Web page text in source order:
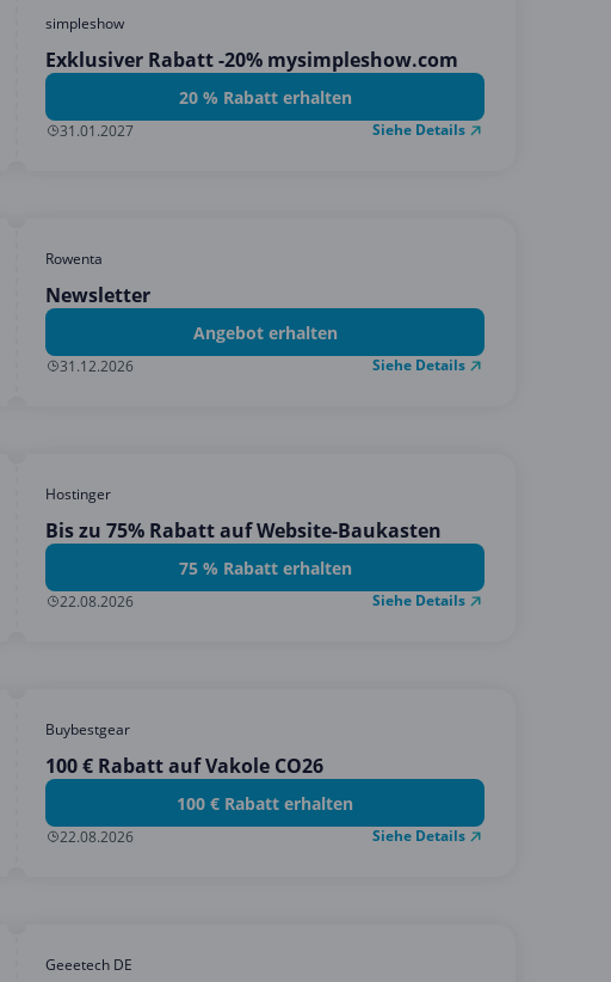
simpleshow
Exklusiver Rabatt -20% mysimpleshow.com
20 % Rabatt erhalten
31.01.2027 Siehe Details
Rowenta
Newsletter
Angebot erhalten
31.12.2026 Siehe Details
Hostinger
Bis zu 75% Rabatt auf Website-Baukasten
75 % Rabatt erhalten
22.08.2026 Siehe Details
Buybestgear
100 € Rabatt auf Vakole CO26
100 € Rabatt erhalten
22.08.2026 Siehe Details
Geeetech DE